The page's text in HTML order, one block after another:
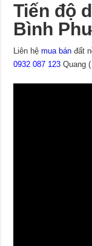
Tiến độ
Bình
Liên hệmua bán đất
0932 087 123 Quang